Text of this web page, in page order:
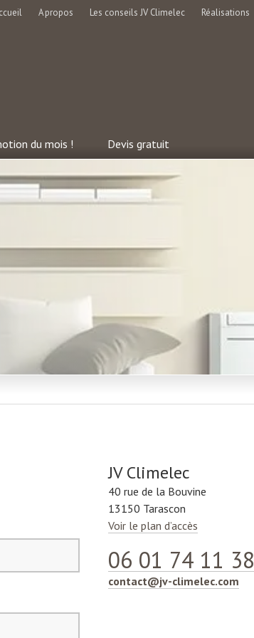
A propos Les conseils JV Climelec Réalisations
du mois ! Devis gratuit
JV Climelec
40 rue de la Bouvine
13150 Tarascon
Voir le plan d’accès
06 01 74 11 38
contact@jv-climelec.com